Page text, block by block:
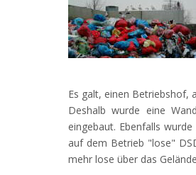
Es galt, einen Betriebshof,
Deshalb wurde eine
eingebaut. Ebenfalls
auf dem Betrieb "lose"
mehr lose über das